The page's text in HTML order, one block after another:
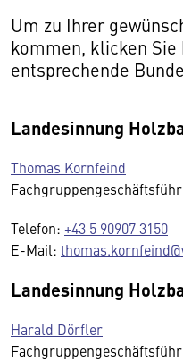
Um zu Ihrer
kommen, klicken Sie
entsprechende
Landesinnung
Thomas Kornfeind
Telefon: +43 5 90907 3150
E-Mail:
Landesinnung
Harald Dörfler